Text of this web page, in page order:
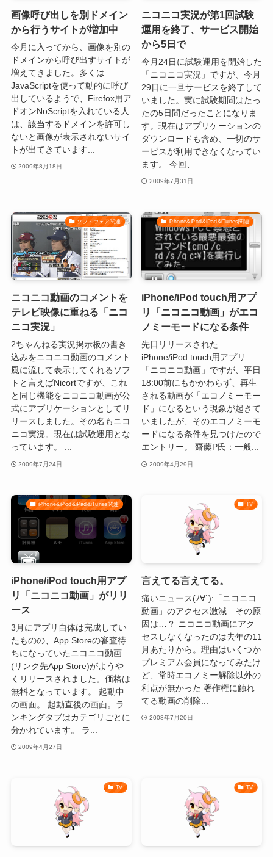
画像呼び出しを別ドメイン
から行うサイトが増加中
今月に入ってから、画像を別の
ドメインから呼び出すサイトが
増えてきました。多くは
JavaScriptを使って動的に呼び
出しているようで、Firefox用ア
ドオンNoScriptを入れている人
は、該当するドメインを許可し
ないと画像が表示されないサイ
トが出てきています...
2009年8月18日
ニコニコ実況が第1回試験
運用を終了、サービス開始
から5日で
今月24日に試験運用を開始した
「ニコニコ実況」ですが、今月
29日に一旦サービスを終了して
いました。実に試験期間はたっ
たの5日間だったことになりま
す。現在はアプリケーションの
ダウンロードも含め、一切のサ
ービスが利用できなくなってい
ます。 今回、...
2009年7月31日
ソフトウェア関連
ニコニコ動画のコメントを
テレビ映像に重ねる「ニコ
ニコ実況」
2ちゃんねる実況掲示板の書き
込みをニコニコ動画のコメント
風に流して表示してくれるソフ
トと言えばNicortですが、これ
と同じ機能をニコニコ動画が公
式にアプリケーションとしてリ
リースしました。その名もニコ
ニコ実況。現在は試験運用とな
っています。 ...
2009年7月24日
iPhone&iPod&iPad&iTunes関連
iPhone/iPod touch用アプ
リ「ニコニコ動画」がエコ
ノミーモードになる条件
先日リリースされた
iPhone/iPod touch用アプリ
「ニコニコ動画」ですが、平日
18:00前にもかかわらず、再生
される動画が「エコノミーモー
ド」になるという現象が起きて
いましたが、そのエコノミーモ
ードになる条件を見つけたので
エントリー。 齋藤P氏：一般...
2009年4月29日
iPhone&iPod&iPad&iTunes関連
iPhone/iPod touch用アプ
リ「ニコニコ動画」がリリ
ース
3月にアプリ自体は完成してい
たものの、App Storeの審査待
ちになっていたニコニコ動画
(リンク先App Store)がようや
くリリースされました。価格は
無料となっています。 起動中
の画面。 起動直後の画面。ラ
ンキングタブはカテゴリごとに
分かれています。 ラ...
2009年4月27日
TV
言えてる言えてる。
痛いニュース(ﾉ∀`):「ニコニコ
動画」のアクセス激減 その原
因は…？ ニコニコ動画にアク
セスしなくなったのは去年の11
月あたりから。理由はいくつか
プレミアム会員になってみたけ
ど、常時エコノミー解除以外の
利点が無かった 著作権に触れ
てる動画の削除...
2008年7月20日
TV TV